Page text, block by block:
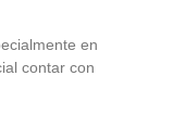
en
contar con